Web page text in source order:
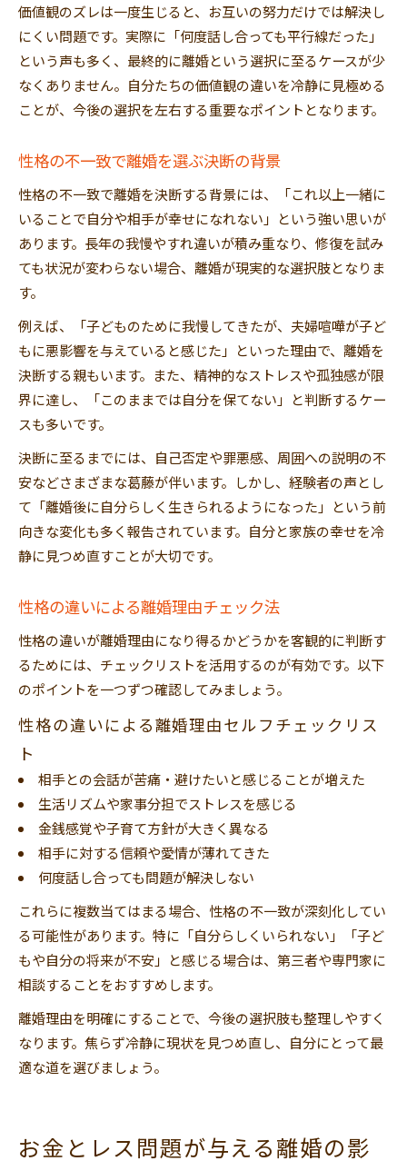
価値観のズレは一度生じると、お互いの努力だけでは解決し
にくい問題です。実際に「何度話し合っても平行線だった」
という声も多く、最終的に離婚という選択に至るケースが少
なくありません。自分たちの価値観の違いを冷静に見極める
ことが、今後の選択を左右する重要なポイントとなります。
性格の不一致で離婚を選ぶ決断の背景
性格の不一致で離婚を決断する背景には、「これ以上一緒に
いることで自分や相手が幸せになれない」という強い思いが
あります。長年の我慢やすれ違いが積み重なり、修復を試み
ても状況が変わらない場合、離婚が現実的な選択肢となりま
す。
例えば、「子どものために我慢してきたが、夫婦喧嘩が子ど
もに悪影響を与えていると感じた」といった理由で、離婚を
決断する親もいます。また、精神的なストレスや孤独感が限
界に達し、「このままでは自分を保てない」と判断するケー
スも多いです。
決断に至るまでには、自己否定や罪悪感、周囲への説明の不
安などさまざまな葛藤が伴います。しかし、経験者の声とし
て「離婚後に自分らしく生きられるようになった」という前
向きな変化も多く報告されています。自分と家族の幸せを冷
静に見つめ直すことが大切です。
性格の違いによる離婚理由チェック法
性格の違いが離婚理由になり得るかどうかを客観的に判断す
るためには、チェックリストを活用するのが有効です。以下
のポイントを一つずつ確認してみましょう。
性格の違いによる離婚理由セルフチェックリス
ト
相手との会話が苦痛・避けたいと感じることが増えた
生活リズムや家事分担でストレスを感じる
金銭感覚や子育て方針が大きく異なる
相手に対する信頼や愛情が薄れてきた
何度話し合っても問題が解決しない
これらに複数当てはまる場合、性格の不一致が深刻化してい
る可能性があります。特に「自分らしくいられない」「子ど
もや自分の将来が不安」と感じる場合は、第三者や専門家に
相談することをおすすめします。
離婚理由を明確にすることで、今後の選択肢も整理しやすく
なります。焦らず冷静に現状を見つめ直し、自分にとって最
適な道を選びましょう。
お金とレス問題が与える離婚の影